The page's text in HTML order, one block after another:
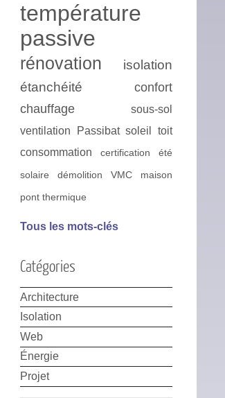
température
passive
rénovation
isolation
étanchéité
confort
chauffage
sous-sol
ventilation
Passibat soleil
toit
consommation
certification
été
solaire
démolition VMC
maison
pont thermique
Tous les mots-clés
Catégories
Architecture
Isolation
Web
Énergie
Projet